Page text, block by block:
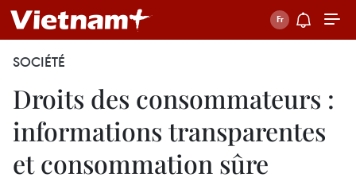
SOCIÉTÉ
Droits des consommateurs :
informations transparentes
et consommation sûre